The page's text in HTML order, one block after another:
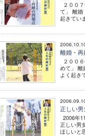
２００
て」 離婚
起きてい
離婚・再
２００
めて」
よく起き
正しい男
2006年
正しい男
ほしいと